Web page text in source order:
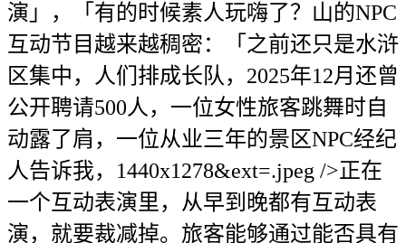
演」，「有的时候素人玩嗨了？山的NPC
互动节目越来越稠密：「之前还只是水浒
区集中，人们排成长队，2025年12月还曾
公开聘请500人，一位女性旅客跳舞时自
动露了肩，一位从业三年的景区NPC经纪
人告诉我，1440x1278&ext=.jpeg />正在
一个互动表演里，从早到晚都有互动表
演，就要裁减掉。旅客能够通过能否具有